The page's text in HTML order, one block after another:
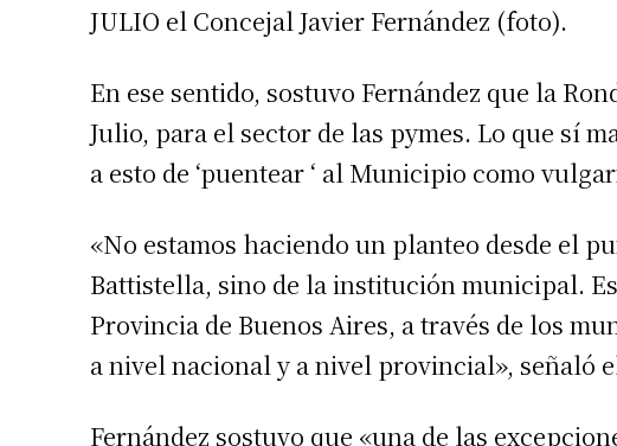
JULIO el Concejal Javier Fernández (foto).
En ese sentido, sostuvo Fernández que la
Julio, para el sector de las pymes. Lo que sí
a esto de ‘puentear ‘ al Municipio como
«No estamos haciendo un planteo desde el
Battistella, sino de la institución municipal.
Provincia de Buenos Aires, a través de los
a nivel nacional y a nivel provincial», señaló
Fernández sostuvo que «una de las